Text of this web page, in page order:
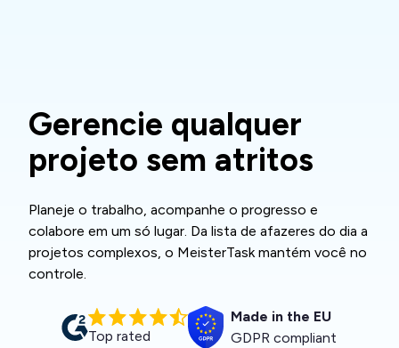
Gerencie qualquer
projeto sem atritos
Planeje o trabalho, acompanhe o progresso e
colabore em um só lugar. Da lista de afazeres do dia a
projetos complexos, o MeisterTask mantém você no
controle.
Top rated
Made in the EU
GDPR compliant